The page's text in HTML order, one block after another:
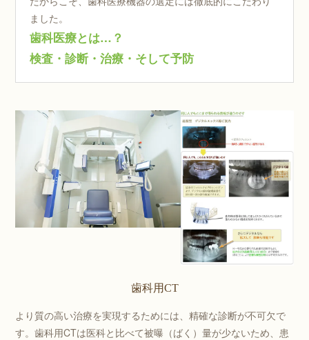
ました。
歯科医療とは…？
検査・診断・治療・そして予防
歯科用CT
より質の高い治療を実現するためには、精確な診断が不可欠で
す。歯科用CTは医科と比べて被曝（ばく）量が少ないため、患